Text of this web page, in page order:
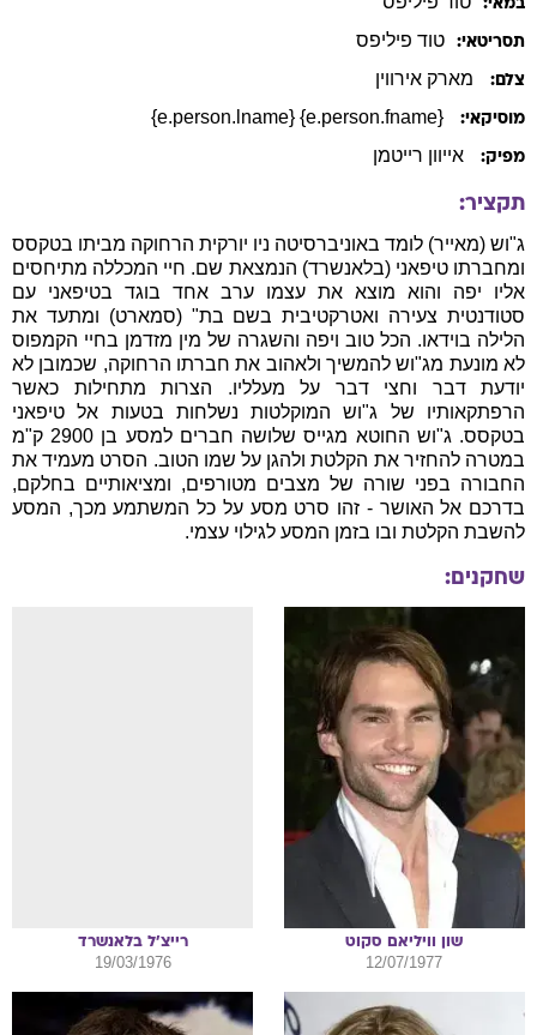
במאי:
תסריטאי: טוד פיליפס
צלם: מארק אירווין
מוסיקאי: {e.person.fname} {e.person.lname}
מפיק: אייוון רייטמן
תקציר:
ג"וש (מאייר) לומד באוניברסיטה ניו יורקית הרחוקה מביתו בטקסס
ומחברתו טיפאני (בלאנשרד) הנמצאת שם. חיי המכללה מתיחסים
אליו יפה והוא מוצא את עצמו ערב אחד בוגד בטיפאני עם
סטודנטית צעירה ואטרקטיבית בשם בת" (סמארט) ומתעד את
הלילה בוידאו. הכל טוב ויפה והשגרה של מין מזדמן בחיי הקמפוס
לא מונעת מג"וש להמשיך ולאהוב את חברתו הרחוקה, שכמובן לא
יודעת דבר וחצי דבר על מעלליו. הצרות מתחילות כאשר
הרפתקאותיו של ג"וש המוקלטות נשלחות בטעות אל טיפאני
בטקסס. ג"וש החוטא מגייס שלושה חברים למסע בן 2900 ק"מ
במטרה להחזיר את הקלטת ולהגן על שמו הטוב. הסרט מעמיד את
החבורה בפני שורה של מצבים מטורפים, ומציאותיים בחלקם,
בדרכם אל האושר - זהו סרט מסע על כל המשתמע מכך, המסע
להשבת הקלטת ובו בזמן המסע לגילוי עצמי.
שחקנים:
שון וויליאם סקוט
12/07/1977
רייצ'ל בלאנשרד
19/03/1976